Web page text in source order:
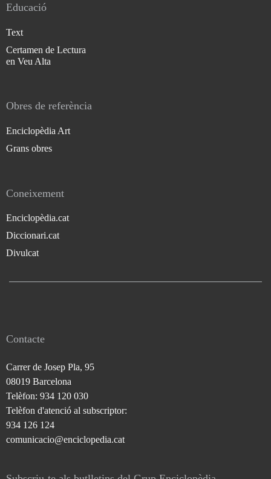
Educació
Text
Certamen de Lectura
en Veu Alta
Obres de referència
Enciclopèdia Art
Grans obres
Coneixement
Enciclopèdia.cat
Diccionari.cat
Divulcat
Contacte
Carrer de Josep Pla, 95
08019 Barcelona
Telèfon: 934 120 030
Telèfon d'atenció al subscriptor:
934 126 124
comunicacio@enciclopedia.cat